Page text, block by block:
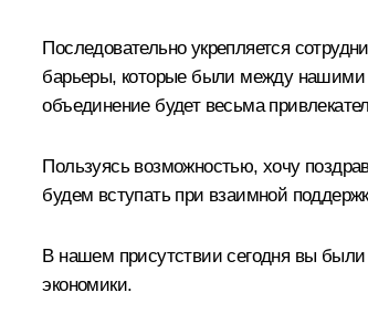
Последовательно укрепляется
барьеры, которые были между нашими
объединение будет весьма
Пользуясь возможностью, хочу
будем вступать при взаимной
В нашем присутствии сегодня вы
экономики.